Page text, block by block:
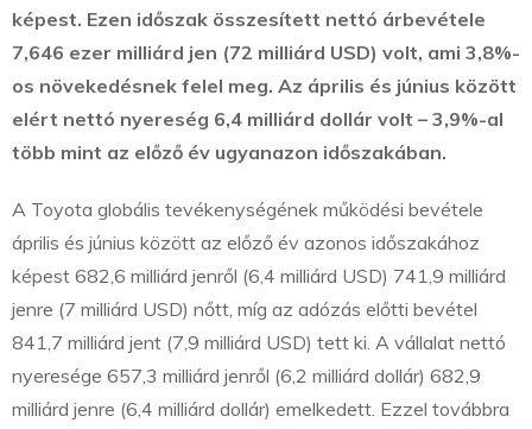
képest. Ezen időszak összesített nettó árbevétele
7,646 ezer milliárd jen (72 milliárd USD) volt, ami 3,8%-
os növekedésnek felel meg. Az április és június között
elért nettó nyereség 6,4 milliárd dollár volt – 3,9%-al
több mint az előző év ugyanazon időszakában.
A Toyota globális tevékenységének működési bevétele
április és június között az előző év azonos időszakához
képest 682,6 milliárd jenről (6,4 milliárd USD) 741,9 milliárd
jenre (7 milliárd USD) nőtt, míg az adózás előtti bevétel
841,7 milliárd jent (7,9 milliárd USD) tett ki. A vállalat nettó
nyeresége 657,3 milliárd jenről (6,2 milliárd dollár) 682,9
milliárd jenre (6,4 milliárd dollár) emelkedett. Ezzel továbbra